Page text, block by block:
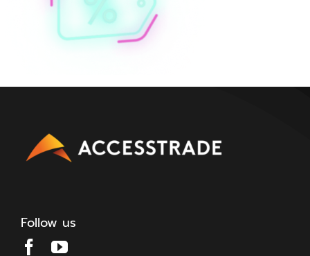
Follow us